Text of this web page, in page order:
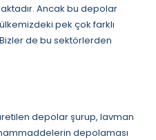
Ancak bu depolar
pek çok farklı
de bu sektörlerden
depolar şurup, lavman
depolaması